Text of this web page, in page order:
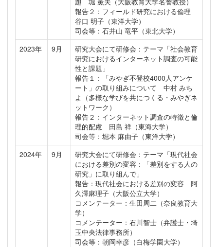
報告２：フィールド研究における倫理
谷口 明子（東洋大学）
司会等：石井山 竜平（東北大学）
2023年
9月
研究大会にて研修会：テーマ「社会教育
研究におけるインターネット調査の可能
性と課題」
報告１：「みやぎ不登校4000人アンケ
ート」の取り組みについて 中村 みち
よ（多様な学びを共につくる・みやぎネ
ットワーク）
報告２：インターネット調査の特徴と倫
理的配慮 田島 祥（東海大学）
司会等：堀本 麻由子（東洋大学）
2024年
9月
研究大会にて研修会：テーマ「現代社会
における差別の変容：「差別をする人の
研究」に取り組んで」
報告：現代社会における差別の変容 阿
久澤麻理子（大阪公立大学）
コメンテーター：生田周二（奈良教育大
学）
コメンテーター：石川智士（弁護士・埼
玉中央法律事務所）
司会等：朝岡幸彦（白梅学園大学）